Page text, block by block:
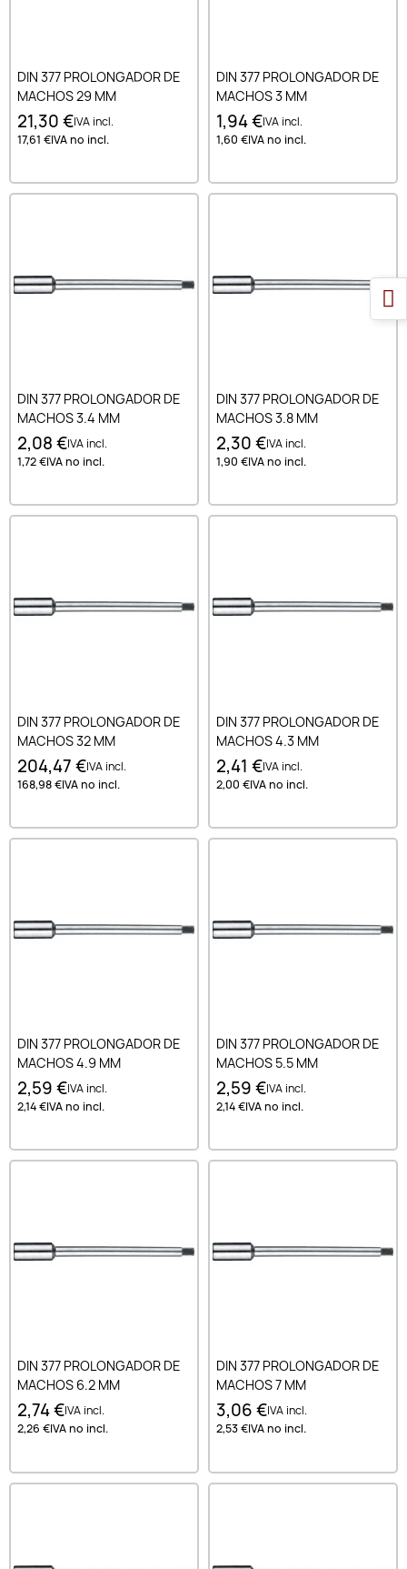
DIN 377 PROLONGADOR DE
MACHOS 29 MM
21,30 €IVA incl.
17,61 €IVA no incl.
DIN 377 PROLONGADOR DE
MACHOS 3 MM
1,94 €IVA incl.
1,60 €IVA no incl.
DIN 377 PROLONGADOR DE
MACHOS 3.4 MM
2,08 €IVA incl.
1,72 €IVA no incl.
DIN 377 PROLONGADOR DE
MACHOS 3.8 MM
2,30 €IVA incl.
1,90 €IVA no incl.
DIN 377 PROLONGADOR DE
MACHOS 32 MM
204,47 €IVA incl.
168,98 €IVA no incl.
DIN 377 PROLONGADOR DE
MACHOS 4.3 MM
2,41 €IVA incl.
2,00 €IVA no incl.
DIN 377 PROLONGADOR DE
MACHOS 4.9 MM
2,59 €IVA incl.
2,14 €IVA no incl.
DIN 377 PROLONGADOR DE
MACHOS 5.5 MM
2,59 €IVA incl.
2,14 €IVA no incl.
DIN 377 PROLONGADOR DE
MACHOS 6.2 MM
2,74 €IVA incl.
2,26 €IVA no incl.
DIN 377 PROLONGADOR DE
MACHOS 7 MM
3,06 €IVA incl.
2,53 €IVA no incl.